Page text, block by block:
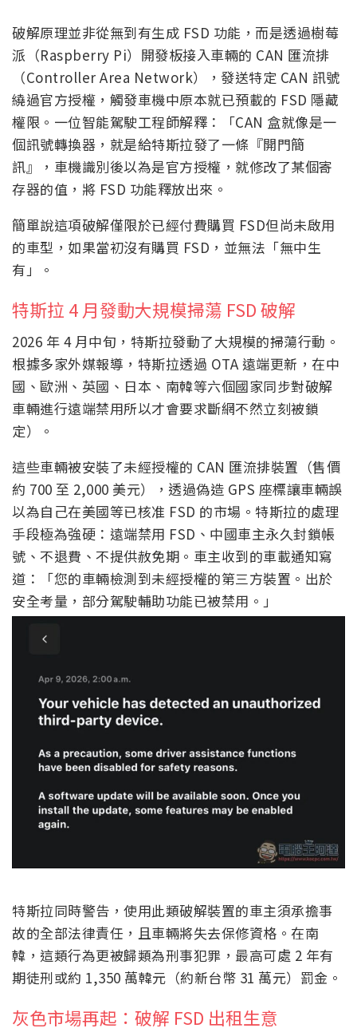
破解原理並非從無到有生成 FSD 功能，而是透過樹莓
派（Raspberry Pi）開發板接入車輛的 CAN 匯流排
（Controller Area Network），發送特定 CAN 訊號
繞過官方授權，觸發車機中原本就已預載的 FSD 隱藏
權限。一位智能駕駛工程師解釋：「CAN 盒就像是一
個訊號轉換器，就是給特斯拉發了一條『開門簡
訊』，車機識別後以為是官方授權，就修改了某個寄
存器的值，將 FSD 功能釋放出來。
簡單說這項破解僅限於已經付費購買 FSD但尚未啟用
的車型，如果當初沒有購買 FSD，並無法「無中生
有」。
特斯拉 4 月發動大規模掃蕩 FSD 破解
2026 年 4 月中旬，特斯拉發動了大規模的掃蕩行動。
根據多家外媒報導，特斯拉透過 OTA 遠端更新，在中
國、歐洲、英國、日本、南韓等六個國家同步對破解
車輛進行遠端禁用所以才會要求斷網不然立刻被鎖
定）。
這些車輛被安裝了未經授權的 CAN 匯流排裝置（售價
約 700 至 2,000 美元），透過偽造 GPS 座標讓車輛誤
以為自己在美國等已核准 FSD 的市場。特斯拉的處理
手段極為強硬：遠端禁用 FSD、中國車主永久封鎖帳
號、不退費、不提供赦免期。車主收到的車載通知寫
道：「您的車輛檢測到未經授權的第三方裝置。出於
安全考量，部分駕駛輔助功能已被禁用。」
特斯拉同時警告，使用此類破解裝置的車主須承擔事
故的全部法律責任，且車輛將失去保修資格。在南
韓，這類行為更被歸類為刑事犯罪，最高可處 2 年有
期徒刑或約 1,350 萬韓元（約新台幣 31 萬元）罰金。
灰色市場再起：破解 FSD 出租生意